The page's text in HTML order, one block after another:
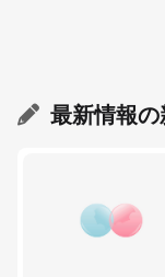
最新情報の